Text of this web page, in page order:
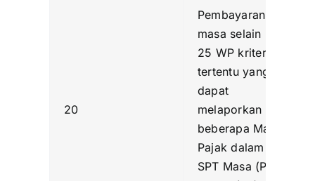
20
Pembayaran
masa selain PPh
25 WP kriteria
tertentu yang
dapat
melaporkan
beberapa Masa
Pajak dalam satu
SPT Masa (Pasal